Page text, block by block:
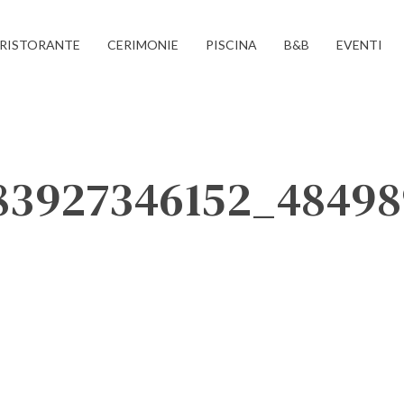
RISTORANTE CERIMONIE PISCINA B&B EVENTI